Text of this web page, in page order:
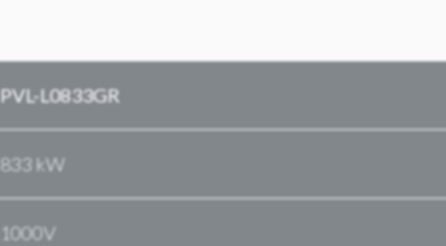
PVL-L0833GR
833 kW
1000V